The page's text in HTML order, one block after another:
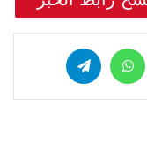
ماسنجر واتساب